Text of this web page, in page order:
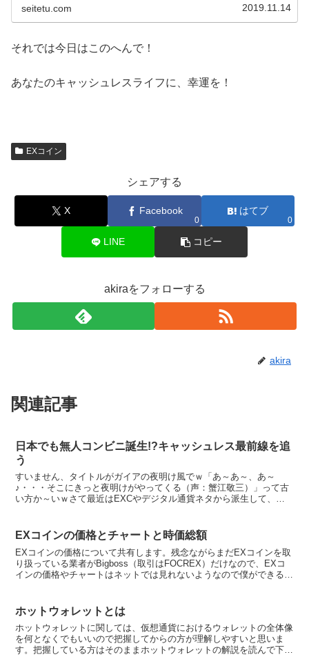
seitetu.com 2019.11.14
それでは今日はこのへんで！
あなたのキャッシュレスライフに、幸運を！
EXコイン
シェアする
X Facebook
0
はてブ
0
LINE コピー
akiraをフォローする
akira
関連記事
日本でも無人コンビニ誕生!?キャッシュレス最前線を追
う
すいません、タイトルがガイアの夜明け風でｗ「あ～あ～、あ～
♪・・・そこにきっと夜明けがやってくる（声：蟹江敬三）」って古
い方か～いｗさて最近はEXCやデジタル通貨ネタから派生して、キ
EXコインの価格とチャートと時価総額
EXコインの価格について共有します。残念ながらまだEXコインを取
り扱っている業者がBigboss（取引はFOCREX）だけなので、EXコ
インの価格やチャートはネットでは見れないようなので僕ができる限
ホットウォレットとは
ホットウォレットに関しては、仮想通貨におけるウォレットの全体像
を何となくでもいいので把握してからの方が理解しやすいと思いま
す。把握している方はそのままホットウォレットの解説を読んで下さ